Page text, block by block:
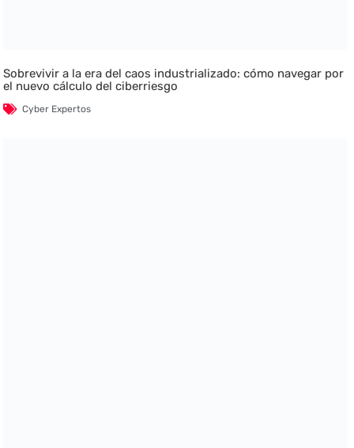
Sobrevivir a la era del caos industrializado: cómo navegar por
el nuevo cálculo del ciberriesgo
Cyber Expertos